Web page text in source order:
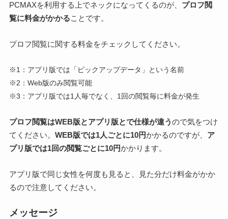
PCMAXを利用する上でネックになってくるのが、 プロフ閲
覧に料金がかかることです。
プロフ閲覧に関する料金をチェックしてください。
※1：アプリ版では「ピックアップデータ」という名前
※2：Web版のみ閲覧可能
※3：アプリ版では1人毎でなく、1回の閲覧毎に料金が発生
プロフ閲覧はWEB版とアプリ版とで仕様が違うので気をつけ
てください。 WEB版では1人ごとに10円かかるのですが、 ア
プリ版では1回の閲覧ごとに10円かかります。
アプリ版で同じ女性を何度も見ると、見た分だけ料金がかか
るので注意してください。
メッセージ